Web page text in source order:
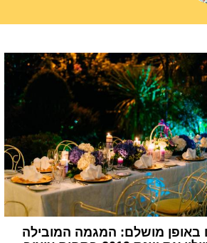
באופן מושלם: המגמה המובילה